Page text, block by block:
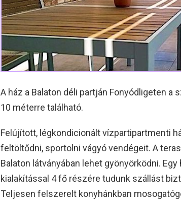
A ház a Balaton déli partján Fonyódligeten a
10 méterre található.
Felújított, légkondicionált vízpartipartmenti
feltöltődni, sportolni vágyó vendégeit. A
Balaton látványában lehet gyönyörködni.
kialakítással 4 fő részére tudunk szállást
Teljesen felszerelt konyhánkban